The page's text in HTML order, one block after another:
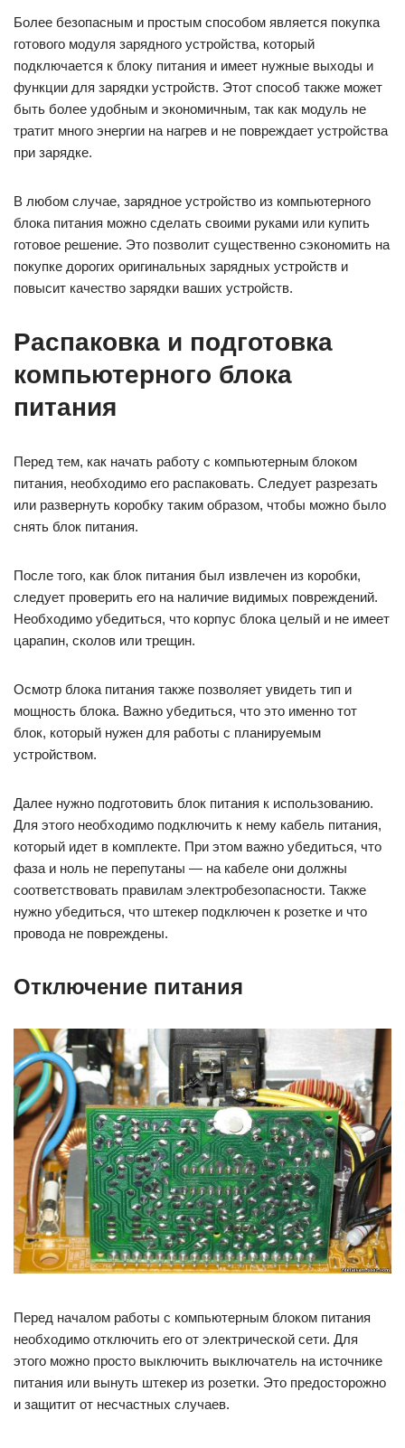
Более безопасным и простым способом является покупка
готового модуля зарядного устройства, который
подключается к блоку питания и имеет нужные выходы и
функции для зарядки устройств. Этот способ также может
быть более удобным и экономичным, так как модуль не
тратит много энергии на нагрев и не повреждает устройства
при зарядке.
В любом случае, зарядное устройство из компьютерного
блока питания можно сделать своими руками или купить
готовое решение. Это позволит существенно сэкономить на
покупке дорогих оригинальных зарядных устройств и
повысит качество зарядки ваших устройств.
Распаковка и подготовка
компьютерного блока
питания
Перед тем, как начать работу с компьютерным блоком
питания, необходимо его распаковать. Следует разрезать
или развернуть коробку таким образом, чтобы можно было
снять блок питания.
После того, как блок питания был извлечен из коробки,
следует проверить его на наличие видимых повреждений.
Необходимо убедиться, что корпус блока целый и не имеет
царапин, сколов или трещин.
Осмотр блока питания также позволяет увидеть тип и
мощность блока. Важно убедиться, что это именно тот
блок, который нужен для работы с планируемым
устройством.
Далее нужно подготовить блок питания к использованию.
Для этого необходимо подключить к нему кабель питания,
который идет в комплекте. При этом важно убедиться, что
фаза и ноль не перепутаны — на кабеле они должны
соответствовать правилам электробезопасности. Также
нужно убедиться, что штекер подключен к розетке и что
провода не повреждены.
Отключение питания
Перед началом работы с компьютерным блоком питания
необходимо отключить его от электрической сети. Для
этого можно просто выключить выключатель на источнике
питания или вынуть штекер из розетки. Это предосторожно
и защитит от несчастных случаев.